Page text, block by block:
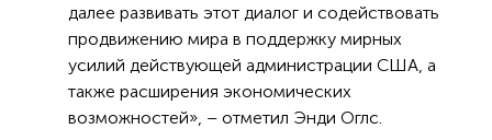
далее развивать этот диалог и содействовать
продвижению мира в поддержку мирных
усилий действующей администрации США, а
также расширения экономических
возможностей», – отметил Энди Оглс.